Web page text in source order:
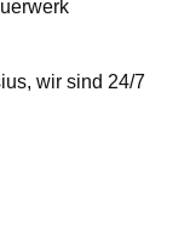
wir sind 24/7